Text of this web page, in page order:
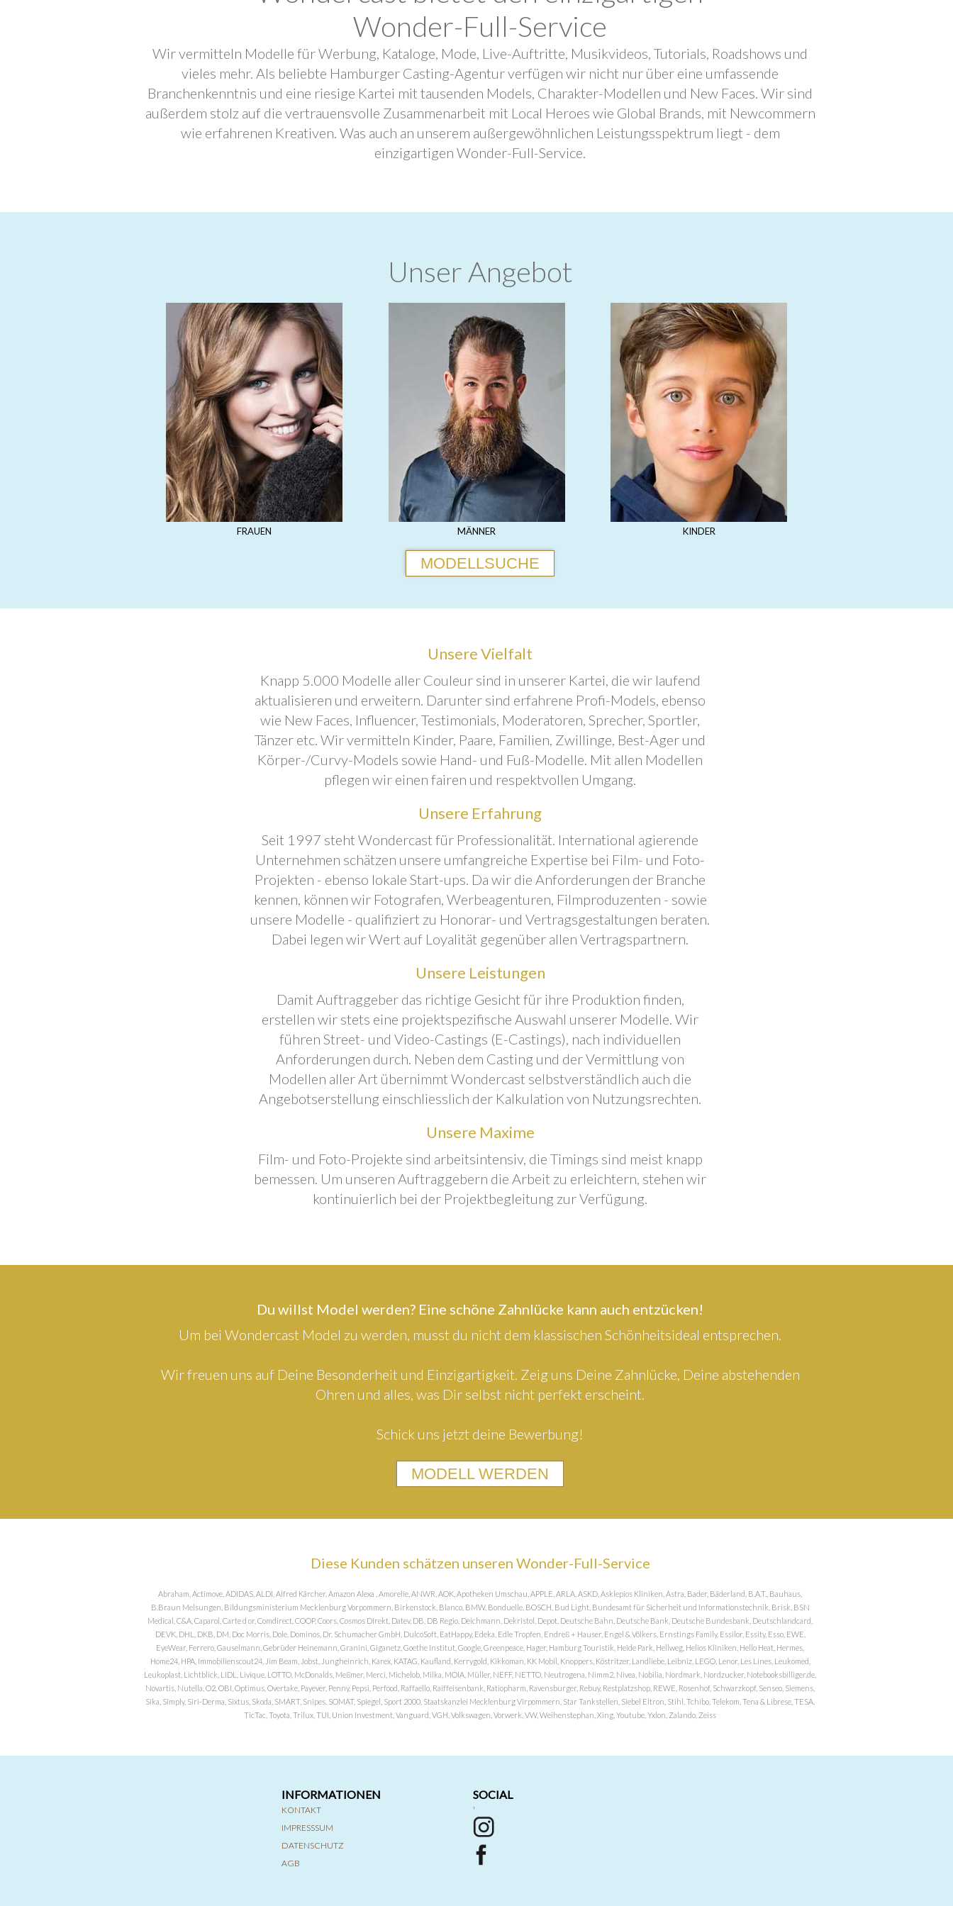
Wonder-Full-Service
Wir vermitteln Modelle für Werbung, Kataloge, Mode, Live-Auftritte, Musikvideos, Tutorials, Roadshows und
vieles mehr. Als beliebte Hamburger Casting-Agentur verfügen wir nicht nur über eine umfassende
Branchenkenntnis und eine riesige Kartei mit tausenden Models, Charakter-Modellen und New Faces. Wir sind
außerdem stolz auf die vertrauensvolle Zusammenarbeit mit Local Heroes wie Global Brands, mit Newcommern
wie erfahrenen Kreativen. Was auch an unserem außergewöhnlichen Leistungsspektrum liegt - dem
einzigartigen Wonder-Full-Service.
Unser Angebot
FRAUEN MÄNNER KINDER
MODELLSUCHE
Unsere Vielfalt
Knapp 5.000 Modelle aller Couleur sind in unserer Kartei, die wir laufend
aktualisieren und erweitern. Darunter sind erfahrene Profi-Models, ebenso
wie New Faces, Influencer, Testimonials, Moderatoren, Sprecher, Sportler,
Tänzer etc. Wir vermitteln Kinder, Paare, Familien, Zwillinge, Best-Ager und
Körper-/Curvy-Models sowie Hand- und Fuß-Modelle. Mit allen Modellen
pflegen wir einen fairen und respektvollen Umgang.
Unsere Erfahrung
Seit 1997 steht Wondercast für Professionalität. International agierende
Unternehmen schätzen unsere umfangreiche Expertise bei Film- und Foto-
Projekten - ebenso lokale Start-ups. Da wir die Anforderungen der Branche
kennen, können wir Fotografen, Werbeagenturen, Filmproduzenten - sowie
unsere Modelle - qualifiziert zu Honorar- und Vertragsgestaltungen beraten.
Dabei legen wir Wert auf Loyalität gegenüber allen Vertragspartnern.
Unsere Leistungen
Damit Auftraggeber das richtige Gesicht für ihre Produktion finden,
erstellen wir stets eine projektspezifische Auswahl unserer Modelle. Wir
führen Street- und Video-Castings (E-Castings), nach individuellen
Anforderungen durch. Neben dem Casting und der Vermittlung von
Modellen aller Art übernimmt Wondercast selbstverständlich auch die
Angebotserstellung einschliesslich der Kalkulation von Nutzungsrechten.
Unsere Maxime
Film- und Foto-Projekte sind arbeitsintensiv, die Timings sind meist knapp
bemessen. Um unseren Auftraggebern die Arbeit zu erleichtern, stehen wir
kontinuierlich bei der Projektbegleitung zur Verfügung.
Du willst Model werden? Eine schöne Zahnlücke kann auch entzücken!
Um bei Wondercast Model zu werden, musst du nicht dem klassischen Schönheitsideal entsprechen.
Wir freuen uns auf Deine Besonderheit und Einzigartigkeit. Zeig uns Deine Zahnlücke, Deine abstehenden
Ohren und alles, was Dir selbst nicht perfekt erscheint.
Schick uns jetzt deine Bewerbung!
MODELL WERDEN
Diese Kunden schätzen unseren Wonder-Full-Service
Abraham, Actimove, ADIDAS, ALDI, Alfred Kärcher, Amazon Alexa , Amorelie, ANWR, AOK, Apotheken Umschau, APPLE, ARLA, ASKD, Asklepios Kliniken, Astra, Bader, Bäderland, B.A.T., Bauhaus,
B.Braun Melsungen, Bildungsministerium Mecklenburg Vorpommern, Birkenstock, Blanco, BMW, Bonduelle, BOSCH, Bud Light, Bundesamt für Sicherheit und Informationstechnik, Brisk, BSN
Medical, C&A, Caparol, Carte d or, Comdirect, COOP, Coors, Cosmos DIrekt, Datev, DB, DB Regio, Deichmann, Dekristol, Depot, Deutsche Bahn, Deutsche Bank, Deutsche Bundesbank, Deutschlandcard,
DEVK, DHL, DKB, DM, Doc Morris, Dole, Dominos, Dr. Schumacher GmbH, DulcoSoft, EatHappy, Edeka, Edle Tropfen, Endreß + Hauser, Engel & Völkers, Ernstings Family, Essilor, Essity, Esso, EWE,
EyeWear, Ferrero, Gauselmann, Gebrüder Heinemann, Granini, Giganetz, Goethe Institut, Google, Greenpeace, Hager, Hamburg Touristik, Heide Park, Hellweg, Helios Kliniken, Hello Heat, Hermes,
Home24, HPA, Immobilienscout24, Jim Beam, Jobst, Jungheinrich, Karex, KATAG, Kaufland, Kerrygold, Kikkoman, KK Mobil, Knoppers, Köstritzer, Landliebe, Leibniz, LEGO, Lenor, Les Lines, Leukomed,
Leukoplast, Lichtblick, LIDL, Livique, LOTTO, McDonalds, Meßmer, Merci, Michelob, Milka, MOIA, Müller, NEFF, NETTO, Neutrogena, Nimm2, Nivea, Nobilia, Nordmark, Nordzucker, Notebooksbilliger.de,
Novartis, Nutella, O2, OBI, Optimus, Overtake, Payever, Penny, Pepsi, Perfood, Raffaello, Raiffeisenbank, Ratiopharm, Ravensburger, Rebuy, Restplatzshop, REWE, Rosenhof, Schwarzkopf, Senseo, Siemens,
Sika, Simply, Siri-Derma, Sixtus, Skoda, SMART, Snipes, SOMAT, Spiegel, Sport 2000, Staatskanzlei Mecklenburg Virpommern, Star Tankstellen, Siebel Eltron, Stihl, Tchibo, Telekom, Tena & Librese, TESA,
TicTac, Toyota, Trilux, TUI, Union Investment, Vanguard, VGH, Volkswagen, Vorwerk, VW, Weihenstephan, Xing, Youtube, Yxlon, Zalando, Zeiss
INFORMATIONEN
KONTAKT
IMPRESSSUM
DATENSCHUTZ
AGB
SOCIAL
'